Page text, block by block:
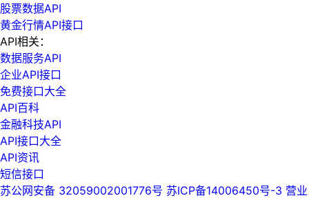
股票数据API
黄金行情API接口
API相关：
数据服务API
企业API接口
免费接口大全
API百科
金融科技API
API接口大全
API资讯
短信接口
苏公网安备 32059002001776号 苏ICP备14006450号-3 营业